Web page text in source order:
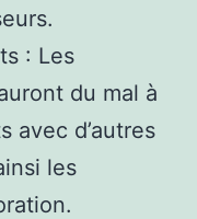
: Les
du mal à
avec d’autres
les